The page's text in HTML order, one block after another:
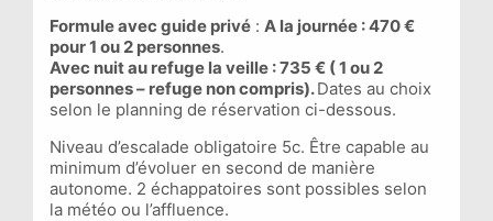
Formule avec guide privé : A la journée : 470 €
pour 1 ou 2 personnes.
Avec nuit au refuge la veille : 735 € ( 1 ou 2
personnes – refuge non compris).Dates au choix
selon le planning de réservation ci-dessous.
Niveau d’escalade obligatoire 5c. Être capable au
minimum d’évoluer en second de manière
autonome. 2 échappatoires sont possibles selon
la météo ou l’affluence.